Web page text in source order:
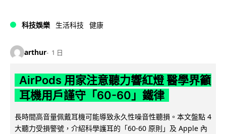
科技娛樂 生活科技 健康
arthur 1 日
AirPods 用家注意聽力響紅燈 醫學界籲
耳機用戶謹守「60-60」鐵律
長時間高音量佩戴耳機可能導致永久性噪音性聽損。本文盤點 4
大聽力受損警號，介紹科學護耳的「60-60 原則」及 Apple 內